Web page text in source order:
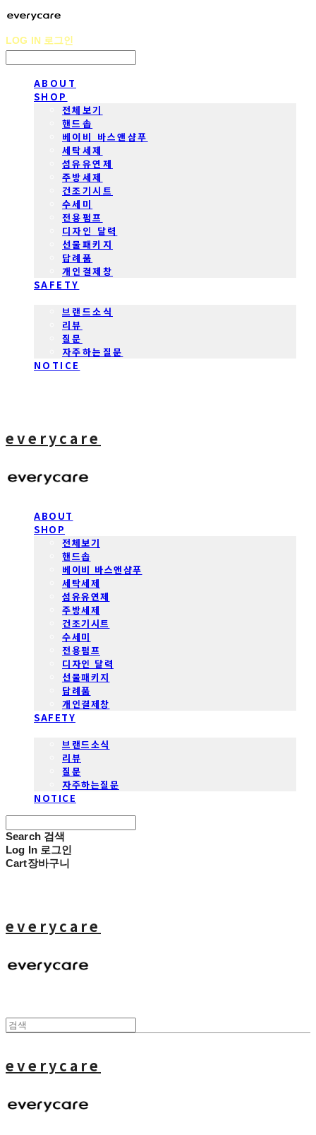
LOG IN 로그인
ABOUT
SHOP
전체보기
핸드솝
베이비 바스앤샴푸
세탁세제
섬유유연제
주방세제
건조기시트
수세미
전용펌프
디자인 달력
선물패키지
답례품
개인결제창
SAFETY
브랜드소식
리뷰
질문
자주하는질문
NOTICE
everycare
ABOUT
SHOP
전체보기
핸드솝
베이비 바스앤샴푸
세탁세제
섬유유연제
주방세제
건조기시트
수세미
전용펌프
디자인 달력
선물패키지
답례품
개인결제창
SAFETY
브랜드소식
리뷰
질문
자주하는질문
NOTICE
Search 검색
Log In 로그인
Cart장바구니
everycare
everycare